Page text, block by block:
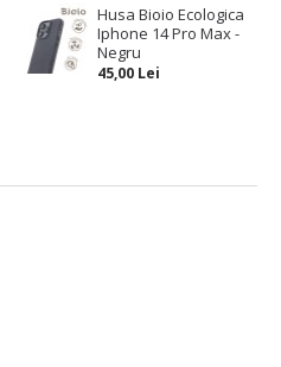
Husa Bioio Ecologica
Iphone 14 Pro Max -
Negru
45,00 Lei